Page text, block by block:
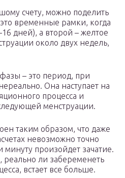
счету, можно поделить
временные рамки, когда
дней), а второй – желтое
около двух недель,
– это период, при
Она наступает на
процесса и
менструации.
таким образом, что даже
невозможно точно
минуту произойдет зачатие.
реально ли забеременеть
встает все больше.